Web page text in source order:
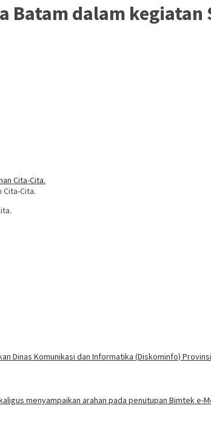
Batam dalam
Cita-Cita.